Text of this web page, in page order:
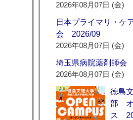
2026年08月07日 (金)
日本プライマリ・
会 2026/09
2026年08月07日 (金)
埼玉県病院薬剤師
2026年08月07日 (金)
徳島
部 オ
ス